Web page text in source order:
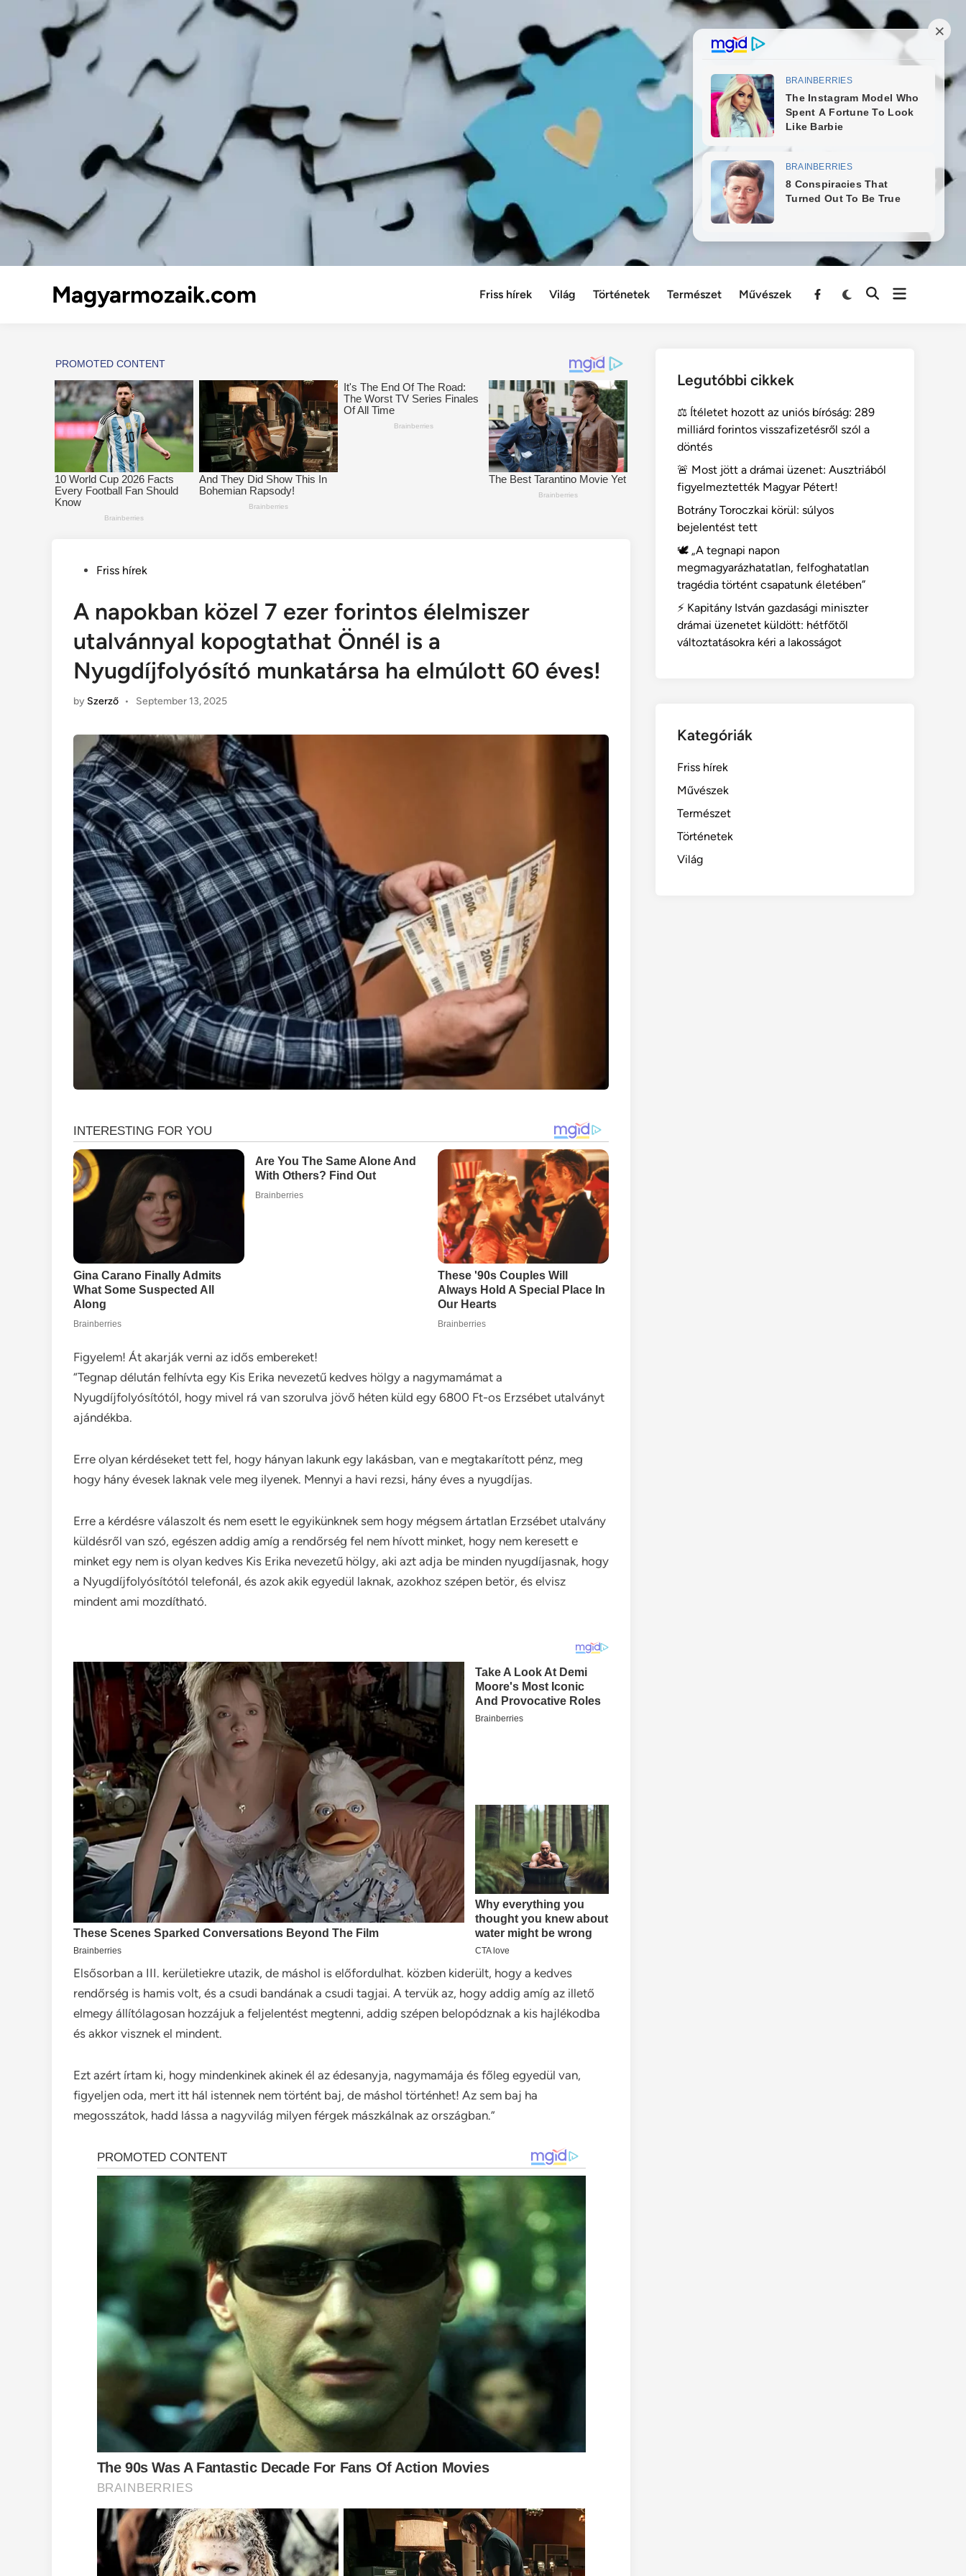
Magyarmozaik.com Friss hírek Világ Történetek Természet Művészek
Menu
PostedFriss hírek
A napokban közel 7 ezer forintos élelmiszer
utalvánnyal kopogtathat Önnél is a
Nyugdíjfolyósító munkatársa ha elmúlott 60 éves!
by Szerző • September 13, 2025
Figyelem! Át akarják verni az idős embereket!
“Tegnap délután felhívta egy Kis Erika nevezetű kedves hölgy a nagymamámat a
Nyugdíjfolyósítótól, hogy mivel rá van szorulva jövő héten küld egy 6800 Ft-os Erzsébet utalványt
ajándékba.
Erre olyan kérdéseket tett fel, hogy hányan lakunk egy lakásban, van e megtakarított pénz, meg
hogy hány évesek laknak vele meg ilyenek. Mennyi a havi rezsi, hány éves a nyugdíjas.
Erre a kérdésre válaszolt és nem esett le egyikünknek sem hogy mégsem ártatlan Erzsébet utalvány
küldésről van szó, egészen addig amíg a rendőrség fel nem hívott minket, hogy nem keresett e
minket egy nem is olyan kedves Kis Erika nevezetű hölgy, aki azt adja be minden nyugdíjasnak, hogy
a Nyugdíjfolyósítótól telefonál, és azok akik egyedül laknak, azokhoz szépen betör, és elvisz
mindent ami mozdítható.
Elsősorban a III. kerületiekre utazik, de máshol is előfordulhat. közben kiderült, hogy a kedves
rendőrség is hamis volt, és a csudi bandának a csudi tagjai. A tervük az, hogy addig amíg az illető
elmegy állítólagosan hozzájuk a feljelentést megtenni, addig szépen belopódznak a kis hajlékodba
és akkor visznek el mindent.
Ezt azért írtam ki, hogy mindenkinek akinek él az édesanyja, nagymamája és főleg egyedül van,
figyeljen oda, mert itt hál istennek nem történt baj, de máshol történhet! Az sem baj ha
megosszátok, hadd lássa a nagyvilág milyen férgek mászkálnak az országban.”
Legutóbbi cikkek
⚖️ Ítéletet hozott az uniós bíróság: 289
milliárd forintos visszafizetésről szól a
döntés
🚨 Most jött a drámai üzenet: Ausztriából
figyelmeztették Magyar Pétert!
Botrány Toroczkai körül: súlyos
bejelentést tett
🕊️ „A tegnapi napon
megmagyarázhatatlan, felfoghatatlan
tragédia történt csapatunk életében”
⚡ Kapitány István gazdasági miniszter
drámai üzenetet küldött: hétfőtől
változtatásokra kéri a lakosságot
Kategóriák
Friss hírek
Művészek
Természet
Történetek
Világ